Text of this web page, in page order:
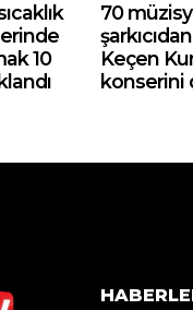
10
70
Keçen
konserini